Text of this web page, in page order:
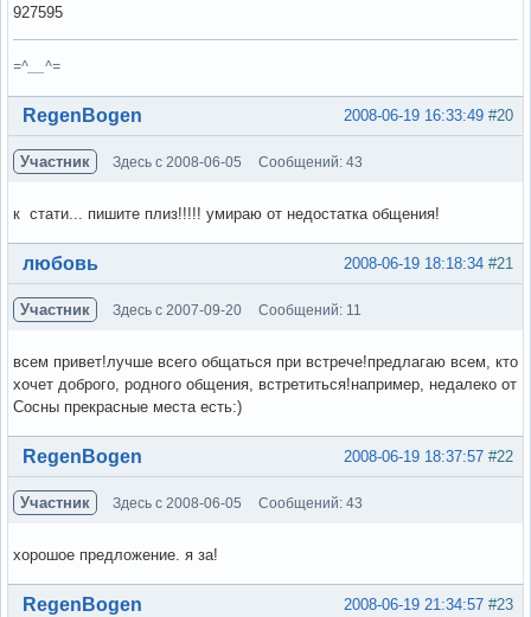
927595
=^__^=
Вне форума #20
2008-06-19 16:33:49
RegenBogen
Участник Здесь с 2008-06-05 Сообщений: 43
к стати... пишите плиз!!!!! умираю от недостатка общения!
Вне форума #21
2008-06-19 18:18:34
любовь
Участник Здесь с 2007-09-20 Сообщений: 11
всем привет!лучше всего общаться при встрече!предлагаю всем, кто
хочет доброго, родного общения, встретиться!например, недалеко от
Сосны прекрасные места есть:)
Вне форума #22
2008-06-19 18:37:57
RegenBogen
Участник Здесь с 2008-06-05 Сообщений: 43
хорошое предложение. я за!
Вне форума #23
2008-06-19 21:34:57
RegenBogen